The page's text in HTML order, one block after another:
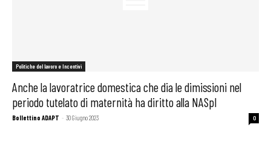
Politiche del lavoro e Incentivi
Anche la lavoratrice domestica che dia le dimissioni nel
periodo tutelato di maternità ha diritto alla NASpI
Bollettino ADAPT - 30 Giugno 2023 0